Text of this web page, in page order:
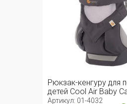
Рюкзак-кенгуру для
детей Cool Air Baby
Артикул: 01-4032